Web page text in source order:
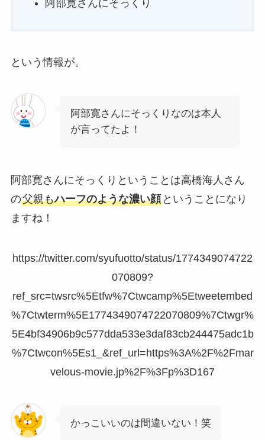
阿部寛さんにそっくり
という情報が。
阿部寛さんにそっくりなのは本人
が言ってたよ！
阿部寛さんにそっくりということは高橋海人さん
の父親もハーフのような濃い顔ということになり
ますね！
https://twitter.com/syufuotto/status/1774349074722
070809?
ref_src=twsrc%5Etfw%7Ctwcamp%5Etweetembed
%7Ctwterm%5E1774349074722070809%7Ctwgr%
5E4bf34906b9c577dda533e3daf83cb244475adc1b
%7Ctwcon%5Es1_&ref_url=https%3A%2F%2Fmar
velous-movie.jp%2F%3Fp%3D167
かっこいいのは間違いない！笑